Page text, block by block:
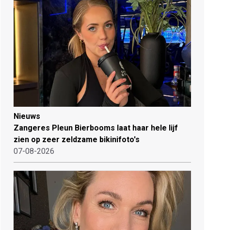
Nieuws
Zangeres Pleun Bierbooms laat haar hele lijf
zien op zeer zeldzame bikinifoto's
07-08-2026